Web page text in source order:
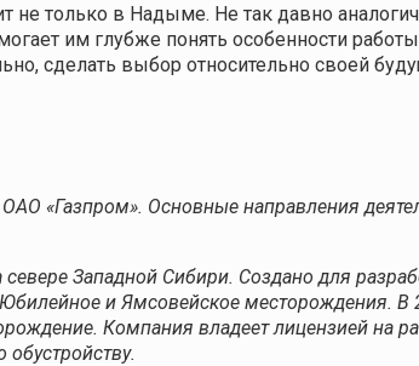
только в Надыме. Не так давно
им глубже понять особенности
сделать выбор относительно своей
«Газпром». Основные направления
Западной Сибири. Создано для
и Ямсовейское месторождения. В
Компания владеет лицензией на